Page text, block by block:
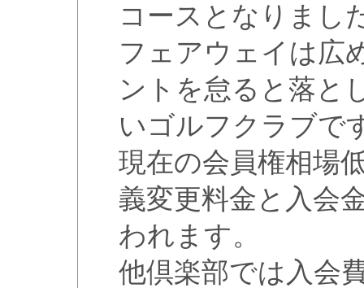
コースとなりまし
フェアウェイは広
ントを怠ると落と
いゴルフクラブで
現在の会員権相場
義変更料金と入会
われます。
他倶楽部では入会